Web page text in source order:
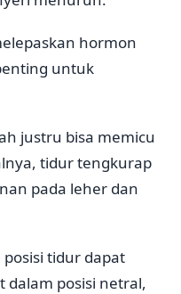
hormon
untuk
justru bisa memicu
tidur tengkurap
pada leher dan
tidur dapat
posisi netral,